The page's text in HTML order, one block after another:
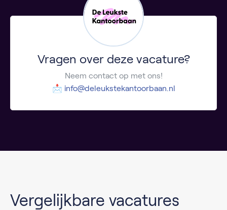
Vragen over deze vacature?
Neem contact op met ons!
📩 info@deleukstekantoorbaan.nl
Vergelijkbare vacatures